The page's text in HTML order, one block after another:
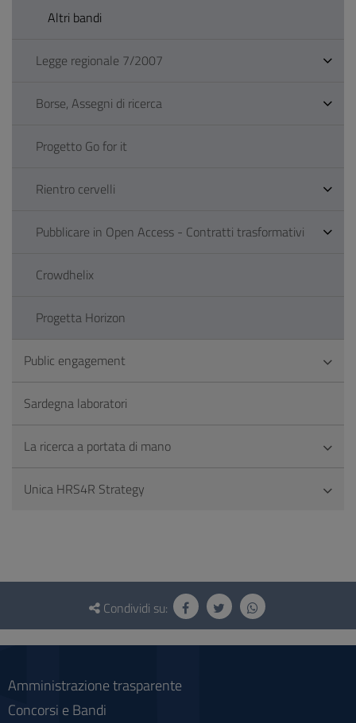
Altri bandi
Legge regionale 7/2007
Borse, Assegni di ricerca
Progetto Go for it
Rientro cervelli
Pubblicare in Open Access - Contratti trasformativi
Crowdhelix
Progetta Horizon
Public engagement
Sardegna laboratori
La ricerca a portata di mano
Unica HRS4R Strategy
Questionario
social
Condividi su:
Amministrazione trasparente
Concorsi e Bandi